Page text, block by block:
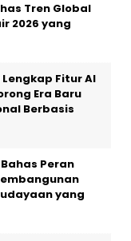
Tren Global
2026 yang
Fitur AI
Era Baru
Berbasis
Peran
yang